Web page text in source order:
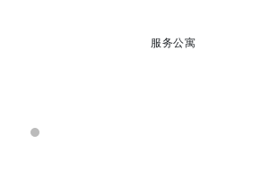
服务公寓